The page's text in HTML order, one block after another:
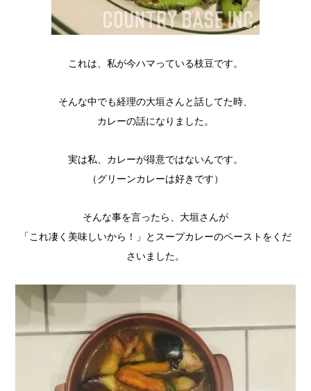
これは、私が今ハマっている枝豆です。
そんな中でも経理の大垣さんと話してた時、
カレーの話になりました。
実は私、カレーが得意ではないんです。
（グリーンカレーは好きです）
そんな事を言ったら、大垣さんが
「これ凄く美味しいから！」とスープカレーのペーストをくだ
さいました。